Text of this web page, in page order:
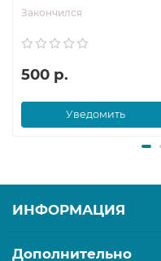
Закончился
500 р.
Уведомить
ИНФОРМАЦИЯ
Дополнительно